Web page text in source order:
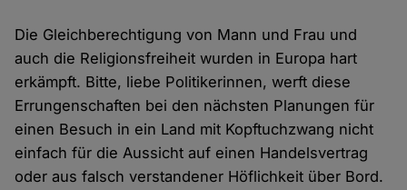
Die Gleichberechtigung von Mann und Frau und
auch die Religionsfreiheit wurden in Europa hart
erkämpft. Bitte, liebe Politikerinnen, werft diese
Errungenschaften bei den nächsten Planungen für
einen Besuch in ein Land mit Kopftuchzwang nicht
einfach für die Aussicht auf einen Handelsvertrag
oder aus falsch verstandener Höflichkeit über Bord.